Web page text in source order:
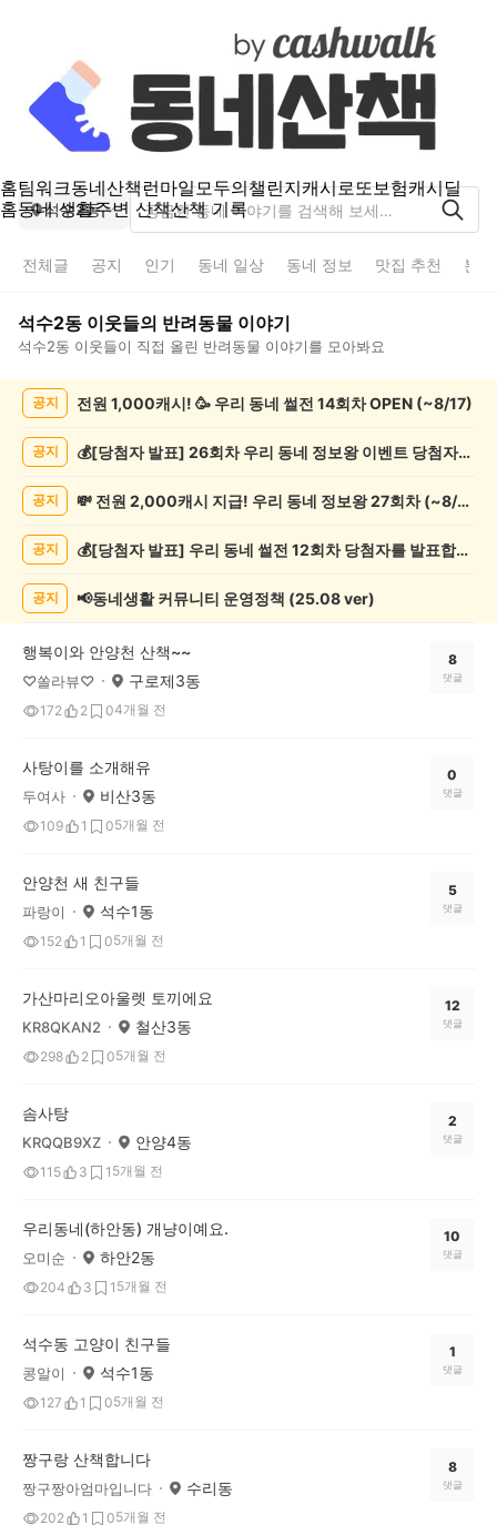
홈팀워크동네산책런마일모두의챌린지캐시로또보험캐시딜
홈동네 생활주변 산책산책 기록
석수2동
전체글 공지 인기 동네 일상 동네 정보 맛집 추천 분
석수2동 이웃들의 반려동물 이야기
석수2동 이웃들이 직접 올린 반려동물 이야기를 모아봐요
목
공지 전원 1,000캐시! 🥳 우리 동네 썰전 14회차 OPEN (~8/17)
공지 💰[당첨자 발표] 26회차 우리 동네 정보왕 이벤트 당첨자를 발표합니다!
공지 💸 전원 2,000캐시 지급! 우리 동네 정보왕 27회차 (~8/10)
공지 💰[당첨자 발표] 우리 동네 썰전 12회차 당첨자를 발표합니다!
공지 📢동네생활 커뮤니티 운영정책 (25.08 ver)
행복이와 안양천 산책~~
♡쏠라뷰♡ 구로제3동
172 2 04개월 전
8
댓글
사탕이를 소개해유
두여사 비산3동
109 1 05개월 전
0
댓글
안양천 새 친구들
파랑이 석수1동
152 1 05개월 전
5
댓글
가산마리오아울렛 토끼에요
KR8QKAN2 철산3동
298 2 05개월 전
12
댓글
솜사탕
KRQQB9XZ 안양4동
115 3 1 5개월 전
2
댓글
우리동네(하안동) 개냥이예요.
오미순 하안2동
204 3 1 5개월 전
10
댓글
석수동 고양이 친구들
콩알이 석수1동
127 1 05개월 전
1
댓글
짱구랑 산책합니다
짱구짱아엄마입니다 수리동
202 1 05개월 전
8
댓글